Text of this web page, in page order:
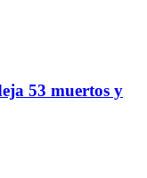
53 muertos y